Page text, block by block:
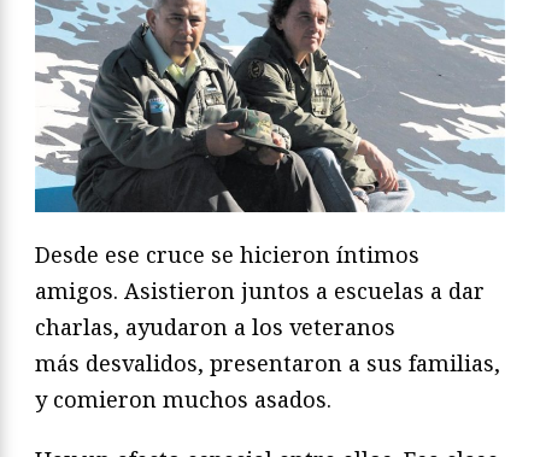
Desde ese cruce se hicieron íntimos
amigos. Asistieron juntos a escuelas a dar
charlas, ayudaron a los veteranos
más desvalidos, presentaron a sus familias,
y comieron muchos asados.